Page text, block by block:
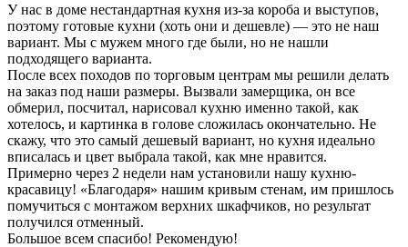
У нас в доме нестандартная кухня из-за короба и выступов,
поэтому готовые кухни (хоть они и дешевле) — это не наш
вариант. Мы с мужем много где были, но не нашли
подходящего варианта.
После всех походов по торговым центрам мы решили делать
на заказ под наши размеры. Вызвали замерщика, он все
обмерил, посчитал, нарисовал кухню именно такой, как
хотелось, и картинка в голове сложилась окончательно. Не
скажу, что это самый дешевый вариант, но кухня идеально
вписалась и цвет выбрала такой, как мне нравится.
Примерно через 2 недели нам установили нашу кухню-
красавицу! «Благодаря» нашим кривым стенам, им пришлось
помучиться с монтажом верхних шкафчиков, но результат
получился отменный.
Большое всем спасибо! Рекомендую!